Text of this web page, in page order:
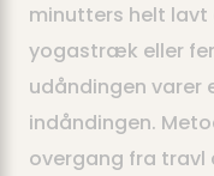
minutters helt
yogastræk eller
udåndingen varer
indåndingen.
overgang fra travl